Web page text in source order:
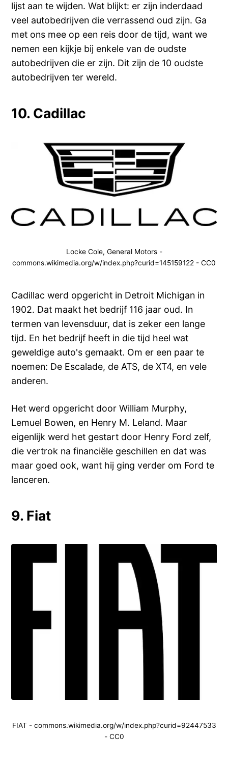
lijst aan te wijden. Wat blijkt: er zijn inderdaad
veel autobedrijven die verrassend oud zijn. Ga
met ons mee op een reis door de tijd, want we
nemen een kijkje bij enkele van de oudste
autobedrijven die er zijn. Dit zijn de 10 oudste
autobedrijven ter wereld.
10. Cadillac
Locke Cole, General Motors -
commons.wikimedia.org/w/index.php?curid=145159122 - CC0
Cadillac werd opgericht in Detroit Michigan in
1902. Dat maakt het bedrijf 116 jaar oud. In
termen van levensduur, dat is zeker een lange
tijd. En het bedrijf heeft in die tijd heel wat
geweldige auto's gemaakt. Om er een paar te
noemen: De Escalade, de ATS, de XT4, en vele
anderen.
Het werd opgericht door William Murphy,
Lemuel Bowen, en Henry M. Leland. Maar
eigenlijk werd het gestart door Henry Ford zelf,
die vertrok na financiële geschillen en dat was
maar goed ook, want hij ging verder om Ford te
lanceren.
9. Fiat
FIAT - commons.wikimedia.org/w/index.php?curid=92447533
- CC0